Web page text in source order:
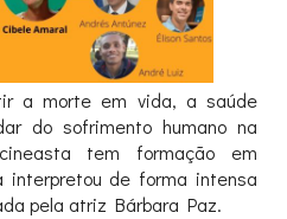
a morte em vida, a saúde
do sofrimento humano na
tem formação em
interpretou de forma intensa
pela atriz Bárbara Paz.